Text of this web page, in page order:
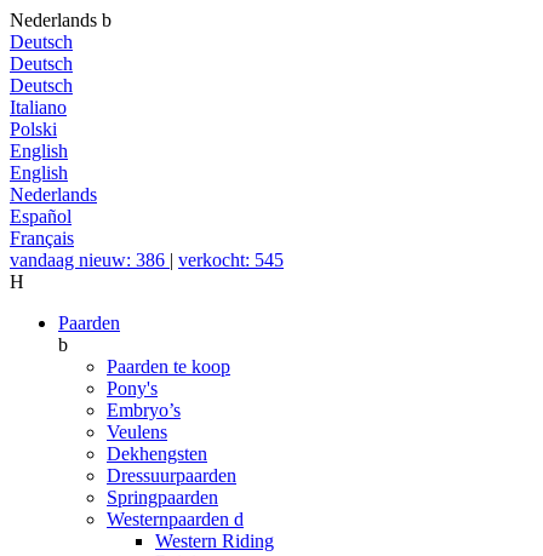
Nederlands b
Deutsch
Deutsch
Deutsch
Italiano
Polski
English
English
Nederlands
Español
Français
vandaag nieuw: 386 | verkocht: 545
H
Paarden
b
Paarden te koop
Pony's
Embryo’s
Veulens
Dekhengsten
Dressuurpaarden
Springpaarden
Westernpaarden d
Western Riding